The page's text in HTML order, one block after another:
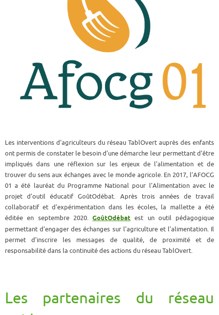
Les interventions d’agriculteurs du réseau TablOvert auprès des enfants
ont permis de constater le besoin d’une démarche leur permettant d’être
impliqués dans une réflexion sur les enjeux de l’alimentation et de
trouver du sens aux échanges avec le monde agricole. En 2017, l’AFOCG
01 a été lauréat du Programme National pour l’Alimentation avec le
projet d’outil éducatif GoûtOdébat. Après trois années de travail
collaboratif et d’expérimentation dans les écoles, la mallette a été
éditée en septembre 2020. GoûtOdébat est un outil pédagogique
permettant d’engager des échanges sur l’agriculture et l’alimentation. Il
permet d’inscrire les messages de qualité, de proximité et de
responsabilité dans la continuité des actions du réseau TablOvert.
Les partenaires du réseau